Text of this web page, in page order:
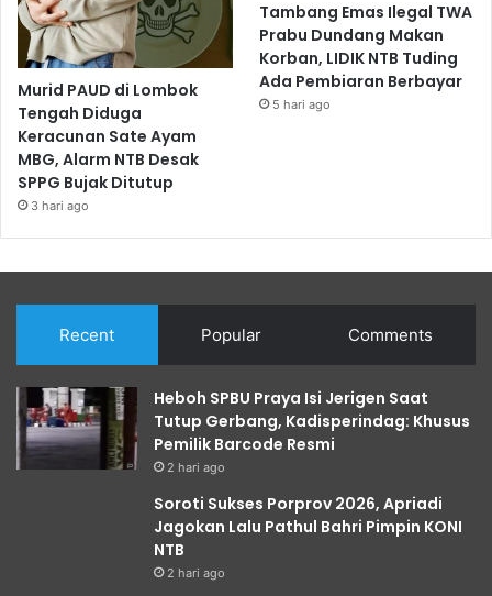
Murid PAUD di Lombok
Tengah Diduga
Keracunan Sate Ayam
MBG, Alarm NTB Desak
SPPG Bujak Ditutup
3 hari ago
Tambang Emas Ilegal TWA
Prabu Dundang Makan
Korban, LIDIK NTB Tuding
Ada Pembiaran Berbayar
5 hari ago
Recent Popular Comments
Heboh SPBU Praya Isi Jerigen Saat
Tutup Gerbang, Kadisperindag: Khusus
Pemilik Barcode Resmi
2 hari ago
Soroti Sukses Porprov 2026, Apriadi
Jagokan Lalu Pathul Bahri Pimpin KONI
NTB
2 hari ago